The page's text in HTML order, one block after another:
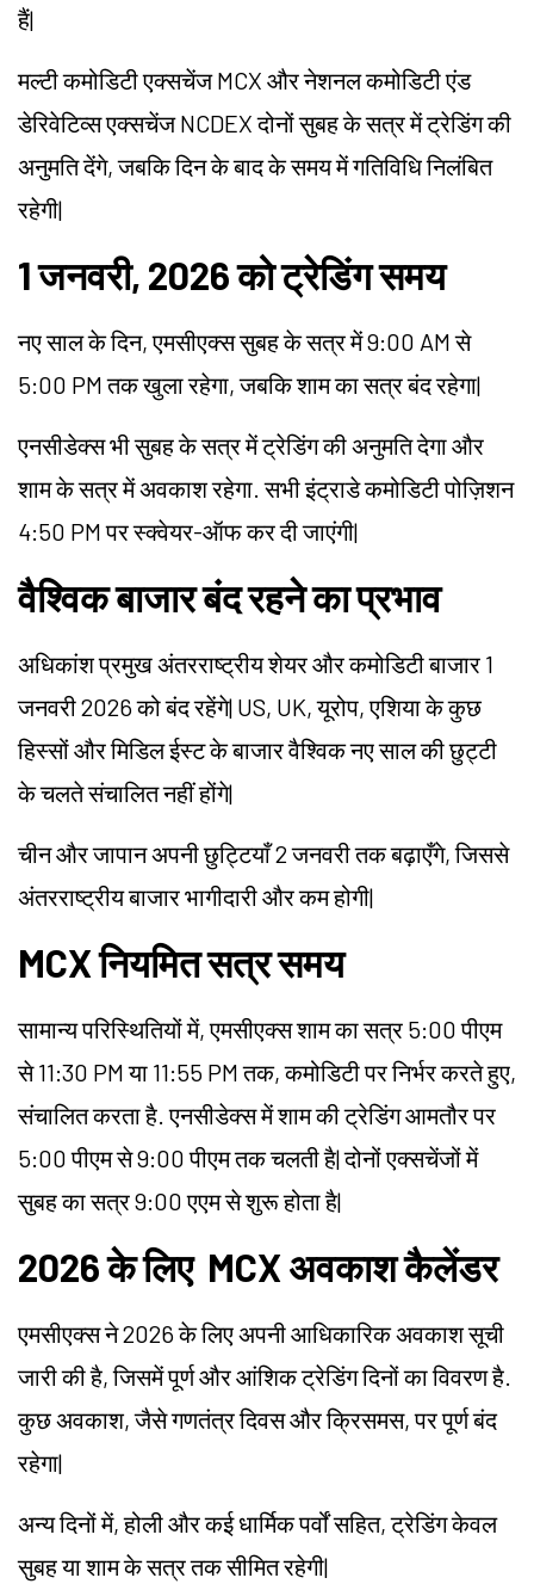
हैं|
मल्टी कमोडिटी एक्सचेंज MCX और नेशनल कमोडिटी एंड
डेरिवेटिव्स एक्सचेंज NCDEX दोनों सुबह के सत्र में ट्रेडिंग की
अनुमति देंगे, जबकि दिन के बाद के समय में गतिविधि निलंबित
रहेगी|
1 जनवरी, 2026 को ट्रेडिंग समय
नए साल के दिन, एमसीएक्स सुबह के सत्र में 9:00 AM से
5:00 PM तक खुला रहेगा, जबकि शाम का सत्र बंद रहेगा|
एनसीडेक्स भी सुबह के सत्र में ट्रेडिंग की अनुमति देगा और
शाम के सत्र में अवकाश रहेगा. सभी इंट्राडे कमोडिटी पोज़िशन
4:50 PM पर स्क्वेयर-ऑफ कर दी जाएंगी|
वैश्विक बाजार बंद रहने का प्रभाव
अधिकांश प्रमुख अंतरराष्ट्रीय शेयर और कमोडिटी बाजार 1
जनवरी 2026 को बंद रहेंगे| US, UK, यूरोप, एशिया के कुछ
हिस्सों और मिडिल ईस्ट के बाजार वैश्विक नए साल की छुट्टी
के चलते संचालित नहीं होंगे|
चीन और जापान अपनी छुट्टियाँ 2 जनवरी तक बढ़ाएँगे, जिससे
अंतरराष्ट्रीय बाजार भागीदारी और कम होगी|
MCX नियमित सत्र समय
सामान्य परिस्थितियों में, एमसीएक्स शाम का सत्र 5:00 पीएम
से 11:30 PM या 11:55 PM तक, कमोडिटी पर निर्भर करते हुए,
संचालित करता है. एनसीडेक्स में शाम की ट्रेडिंग आमतौर पर
5:00 पीएम से 9:00 पीएम तक चलती है|दोनों एक्सचेंजों में
सुबह का सत्र 9:00 एएम से शुरू होता है|
2026 के लिए MCX अवकाश कैलेंडर
एमसीएक्स ने 2026 के लिए अपनी आधिकारिक अवकाश सूची
जारी की है, जिसमें पूर्ण और आंशिक ट्रेडिंग दिनों का विवरण है.
कुछ अवकाश, जैसे गणतंत्र दिवस और क्रिसमस, पर पूर्ण बंद
रहेगा|
अन्य दिनों में, होली और कई धार्मिक पर्वों सहित, ट्रेडिंग केवल
सुबह या शाम के सत्र तक सीमित रहेगी|